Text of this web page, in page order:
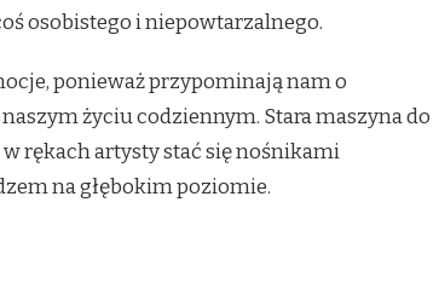
osobistego i niepowtarzalnego.
ponieważ przypominają nam o
życiu codziennym. Stara maszyna do
rękach artysty stać się nośnikami
na głębokim poziomie.